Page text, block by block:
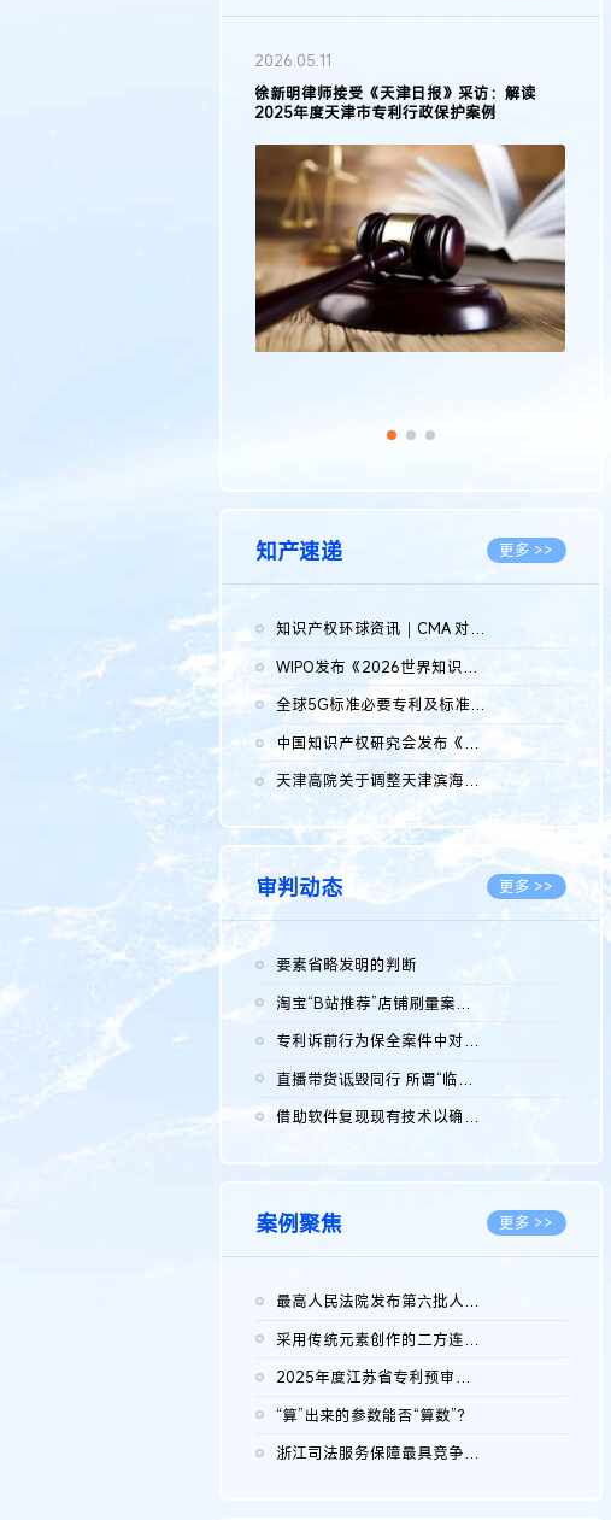
集成电路布图设计
传统文化 更多 >>
2026.05.11
徐新明律师接受《天津日报》采访：解读
2025年度天津市专利行政保护案例
知产速递 更多 >>
知识产权环球资讯｜CMA 对微软发起调查；批量搬运二手平台数据构...
WIPO发布《2026世界知识产权报告》 含报告全文
全球5G标准必要专利及标准提案研究报告（2026年）全文发布
中国知识产权研究会发布《2025年度中国企业海外知识产权纠纷调查...
2026.08.07
天津高院关于调整天津滨海高新技术产业开发区华苑科技园一审普通...
2026.08.07
审判动态 更多 >>
要素省略发明的判断
淘宝“B站推荐”店铺刷量案维持原判，两被告连带赔偿150万元
专利诉前行为保全案件中对仿制药申请人曾作出三类声明的考量及违...
直播带货诋毁同行 所谓“临场发挥”不免责
借助软件复现现有技术以确认相关参数特征是否被公开
案例聚焦 更多 >>
最高人民法院发布第六批人民法院种业知识产权司法保护典型案例 含...
采用传统元素创作的二方连续装饰图案作品的独创性及侵权对比认定
2025年度江苏省专利预审典型案例
“算”出来的参数能否“算数”？
浙江司法服务保障最具竞争力营商环境建设典型案例（第二批）含侵...